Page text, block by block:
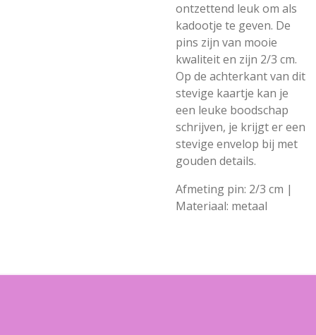
ontzettend leuk om als
kadootje te geven. De
pins zijn van mooie
kwaliteit en zijn 2/3 cm.
Op de achterkant van dit
stevige kaartje kan je
een leuke boodschap
schrijven, je krijgt er een
stevige envelop bij met
gouden details.
Afmeting pin: 2/3 cm |
Materiaal: metaal